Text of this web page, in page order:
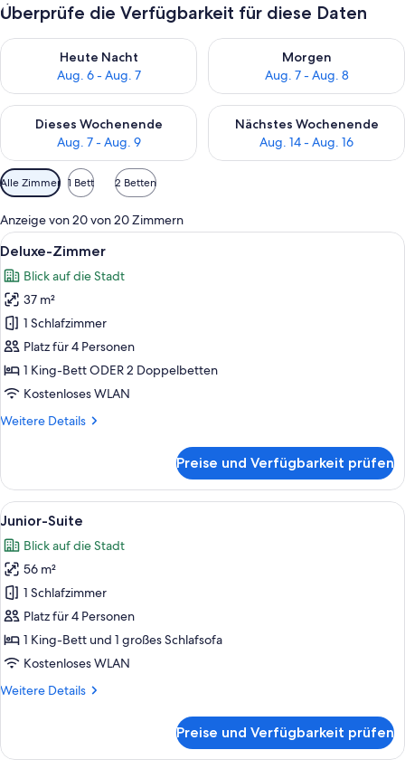
Überprüfe die Verfügbarkeit für diese Daten
Heute Nacht
Aug. 6 - Aug. 7
Überprüfe die Verfügbarkeit für heute Nacht, Aug. 6 - Aug. 7.
Morgen
Aug. 7 - Aug. 8
Überprüfe die Verfügbarkeit
Dieses Wochenende
Aug. 7 - Aug. 9
Überprüfe die Verfügbarkeit für dieses Wochenende, Aug. 7
Nächstes Wochenende
Aug. 14 - Aug. 16
Überprüfe die Verfügbarkeit
Verfügbare
Filter
für
Zimmer
Alle Zimmer 1 Bett 2 Betten
Anzeige von 20 von 20 Zimmern
Alle
Fotos
für
Deluxe-
Zimmer
anzeigen
Ein Hotelzimmer mit zwei Betten,
8
Deluxe-Zimmer
Blick auf die Stadt
37 m²
1 Schlafzimmer
Platz für 4 Personen
1 King-Bett ODER 2 Doppelbetten
Kostenloses WLAN
Weitere Details
Weitere
Zimmer
Preise und Verfügbarkeit prüfen
Alle
Fotos
für
Junior-
Suite
anzeigen
Ein Hotelzimmer mit großem
3
Junior-Suite
Blick auf die Stadt
56 m²
1 Schlafzimmer
Platz für 4 Personen
1 King-Bett und 1 großes Schlafsofa
Kostenloses WLAN
Weitere Details
Weitere
Suite
Preise und Verfügbarkeit prüfen